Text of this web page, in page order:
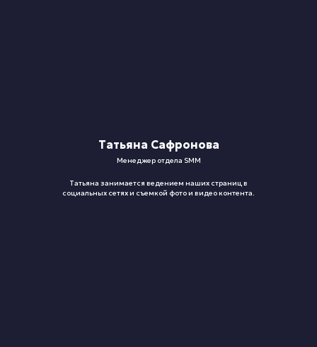
Татьяна Сафронова
Менеджер отдела SMM
Татьяна занимается ведением наших страниц в
социальных сетях и съемкой фото и видео контента.